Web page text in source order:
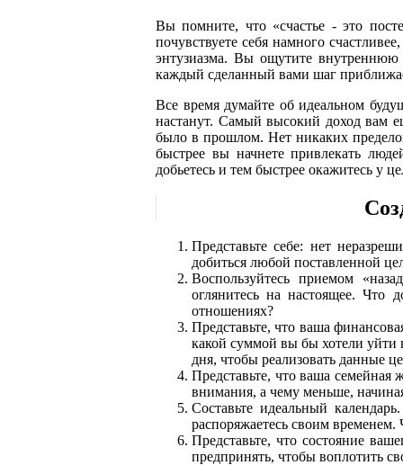
Вы помните, что «счастье - это
почувствуете себя намного
энтузиазма. Вы ощутите внутреннюю
каждый сделанный вами шаг
Все время думайте об идеальном
настанут. Самый высокий доход вам
было в прошлом. Нет никаких
быстрее вы начнете привлекать
добьетесь и тем быстрее окажитесь у
Представьте себе: нет
добиться любой поставленной
Воспользуйтесь приемом
оглянитесь на настоящее. Что
отношениях?
Представьте, что ваша
какой суммой вы бы хотели уйти
дня, чтобы реализовать данные
Представьте, что ваша семейная
внимания, а чему меньше,
Составьте идеальный
распоряжаетесь своим
Представьте, что состояние
предпринять, чтобы воплотить